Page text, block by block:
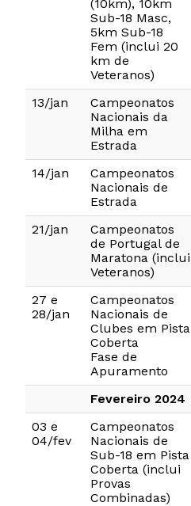
(10km), 10km
Sub-18 Masc,
5km Sub-18
Fem (inclui 20
km de
Veteranos)
13/jan
Campeonatos
Nacionais da
Milha em
Estrada
14/jan
Campeonatos
Nacionais de
Estrada
21/jan
Campeonatos
de Portugal de
Maratona (inclui
Veteranos)
27 e
28/jan
Campeonatos
Nacionais de
Clubes em Pista
Coberta
Fase de
Apuramento
Fevereiro 2024
03 e
04/fev
Campeonatos
Nacionais de
Sub-18 em Pista
Coberta (inclui
Provas
Combinadas)